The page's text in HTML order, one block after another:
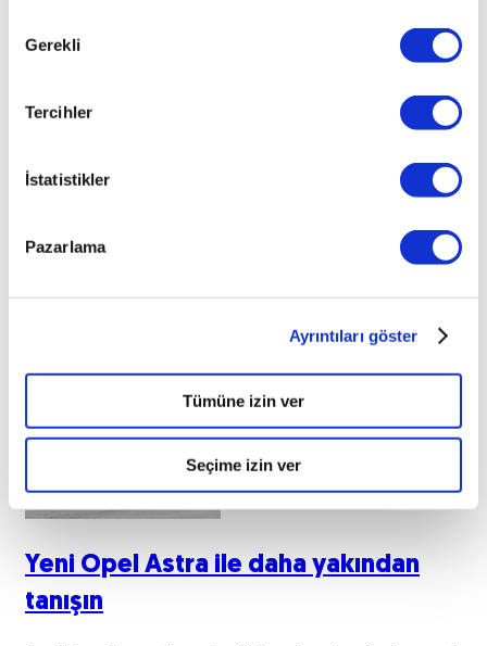
Seçimi
Gerekli
Tercihler
İstatistikler
Pazarlama
Ayrıntıları göster
Tümüne izin ver
Seçime izin ver
Yeni Opel Astra ile daha yakından
tanışın